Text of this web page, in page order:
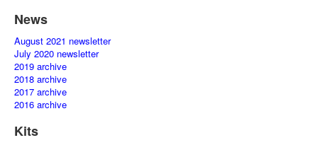
News
August 2021 newsletter
July 2020 newsletter
2019 archive
2018 archive
2017 archive
2016 archive
Kits